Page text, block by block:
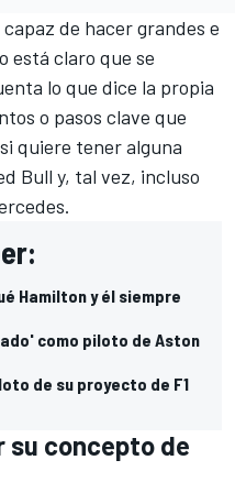
de hacer grandes e
está claro que se
lo que dice la propia
o pasos clave que
quiere tener alguna
Bull y, tal vez, incluso
.
Hamilton y él siempre
como piloto de Aston
de su proyecto de F1
su concepto de